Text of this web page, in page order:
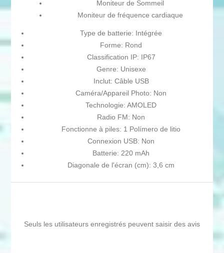
Moniteur de Sommeil
Moniteur de fréquence cardiaque
Type de batterie: Intégrée
Forme: Rond
Classification IP: IP67
Genre: Unisexe
Inclut: Câble USB
Caméra/Appareil Photo: Non
Technologie: AMOLED
Radio FM: Non
Fonctionne à piles: 1 Polímero de litio
Connexion USB: Non
Batterie: 220 mAh
Diagonale de l'écran (cm): 3,6 cm
Seuls les utilisateurs enregistrés peuvent saisir des avis